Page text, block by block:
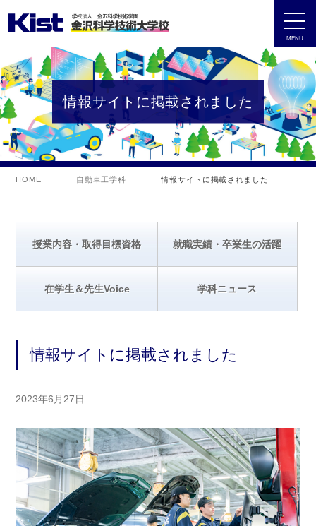
MENU
情報サイトに掲載されました
HOME 自動車工学科 情報サイトに掲載されました
授業内容・取得目標資格 就職実績・卒業生の活躍
在学生＆先生Voice 学科ニュース
情報サイトに掲載されました
2023年6月27日